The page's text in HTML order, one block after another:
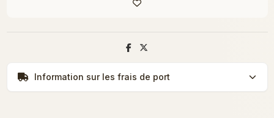
Information sur les frais de port